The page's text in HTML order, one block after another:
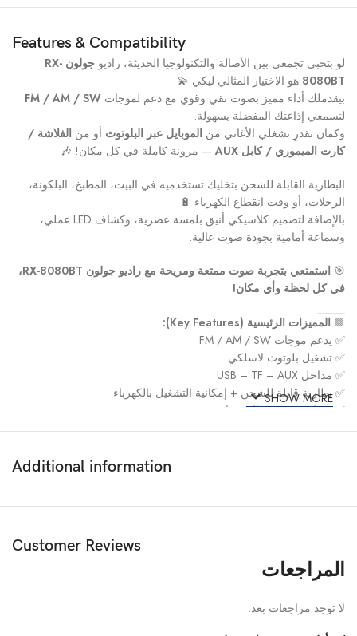
Features & Compatibility
لو بتحبي تجمعي بين الأصالة والتكنولوجيا الحديثة، راديو
جولون RX-
8080BT هو الاختيار المثالي ليكي 💫
بيقدملك أداء مميز بصوت نقي وقوي مع دعم لموجاتFM / AM / SW
لتسمعي إذاعتك المفضلة بسهولة.
وكمان تقدرِ تشغلي الأغاني من الموبايل عبر البلوتوث أو من الفلاشة /
كارت الميموري / كابل AUX
— مرونة كاملة في كل مكان! 🎶
البطارية القابلة للشحن بتخليك تستخدميه في البيت، المطبخ، البلكونة،
الرحلات، أو وقت انقطاع الكهرباء 🔋
بالإضافة لتصميم كلاسيكي أنيق بلمسة عصرية، وكشاف LED عملي،
وسماعة أمامية بجودة صوت عالية.
🎯
استمتعي بتجربة صوت ممتعة ومريحة مع راديو جولون RX-8080BT،
في كل لحظة وأي مكان!
🟩 المميزات الرئيسية (Key Features):
✅ يدعم موجات FM / AM / SW
✅ تشغيل بلوتوث لاسلكي
✅ مداخل USB – TF – AUX
✅ بطارية قابلة للشحن + إمكانية التشغيل بالكهرباء
✅ سماعة بصوت عالي وواضح
✅ كشاف LED مدمج
النوع:
راديو محمول قابل للشحن
الموجات:
•مصدر الطاقة:
المداخل:USB / TF / AUX / بلوتوث
SHOW MORE
Additional information
Customer Reviews
المراجعات
لا توجد مراجعات بعد.